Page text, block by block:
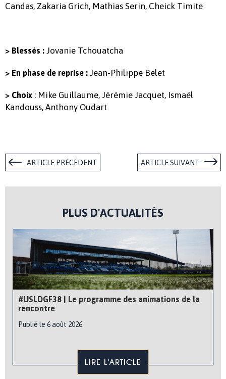
Candas, Zakaria Grich, Mathias Serin, Cheick Timite
> Blessés : Jovanie Tchouatcha
> En phase de reprise : Jean-Philippe Belet
> Choix : Mike Guillaume, Jérémie Jacquet, Ismaël
Kandouss, Anthony Oudart
ARTICLE PRÉCÉDENT ARTICLE SUIVANT
PLUS D'ACTUALITÉS
#USLDGF38 | Le programme des animations de la
rencontre
Publié le 6 août 2026
LIRE L'ARTICLE